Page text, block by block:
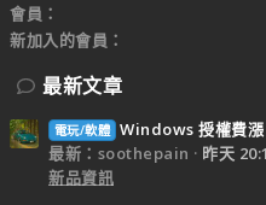
會員
新加入的會員
最新文章
電玩/軟體 Windows 授權費漲
最新：soothepain
昨天
新品資訊